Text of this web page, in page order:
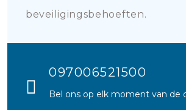
beveiligingsbehoeften.
097006521500
Bel ons op elk moment van de